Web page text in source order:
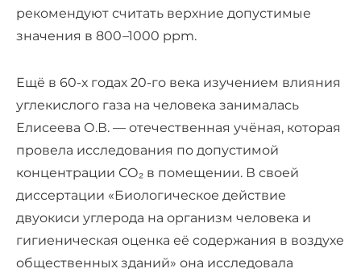
рекомендуют считать верхние допустимые
значения в 800–1000 ppm.
Ещё в 60-х годах 20-го века изучением влияния
углекислого газа на человека занималась
Елисеева О.В. — отечественная учёная, которая
провела исследования по допустимой
концентрации СО₂ в помещении. В своей
диссертации «Биологическое действие
двуокиси углерода на организм человека и
гигиеническая оценка её содержания в воздухе
общественных зданий» она исследовала